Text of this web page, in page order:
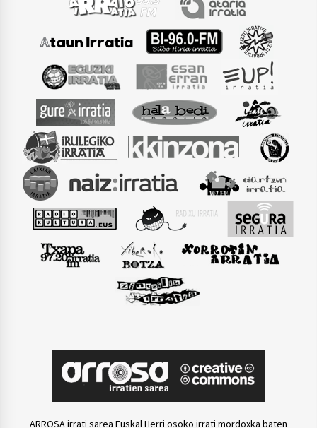
ARROSA irrati sarea Euskal Herri osoko irrati mordoxka baten